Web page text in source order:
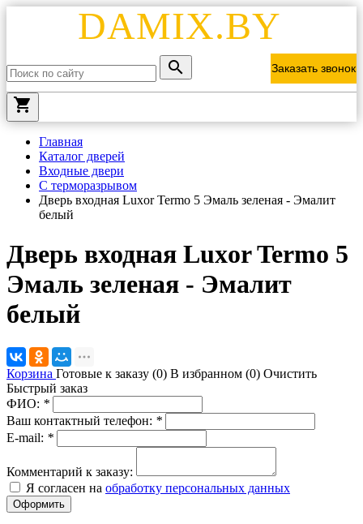
DAMIX.BY
Заказать звонок
local_grocery_store
Главная
Каталог дверей
Входные двери
С терморазрывом
Дверь входная Luxor Termo 5 Эмаль зеленая - Эмалит
белый
Дверь входная Luxor Termo 5
Эмаль зеленая - Эмалит
белый
Корзина Готовые к заказу (0) В избранном (0) Очистить
Быстрый заказ
ФИО: *
Ваш контактный телефон: *
E-mail: *
Комментарий к заказу:
Я согласен на обработку персональных данных